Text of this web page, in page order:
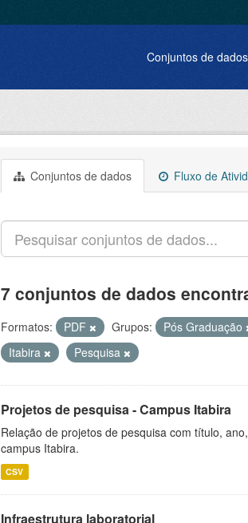
Conjuntos de dados
Conjuntos de dados Fluxo de
7 conjuntos de dados
Formatos: PDF Grupos: Pós Graduação
Itabira
Pesquisa
Projetos de pesquisa - Campus Itabira
Relação de projetos de pesquisa com título,
campus Itabira.
CSV
Infraestrutura laboratorial